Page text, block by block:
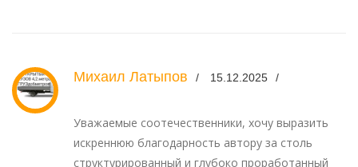
Михаил Латыпов 15.12.2025
Уважаемые соотечественники, хочу выразить
искреннюю благодарность автору за столь
структурированный и глубоко проработанный